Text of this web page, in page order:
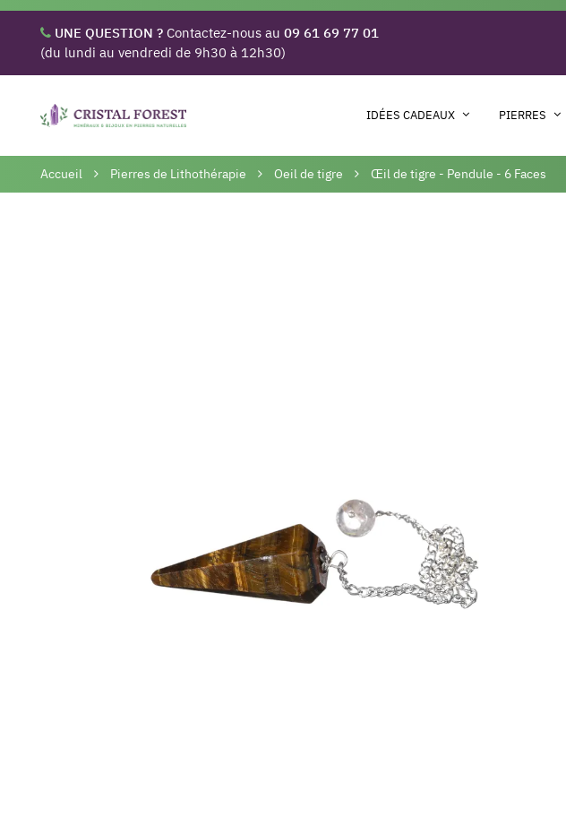
UNE QUESTION ? Contactez-nous au 09 61 69 77 01
(du lundi au vendredi de 9h30 à 12h30)
IDÉES CADEAUX PIERRES
Accueil Pierres de Lithothérapie Oeil de tigre Œil de tigre - Pendule - 6 Faces